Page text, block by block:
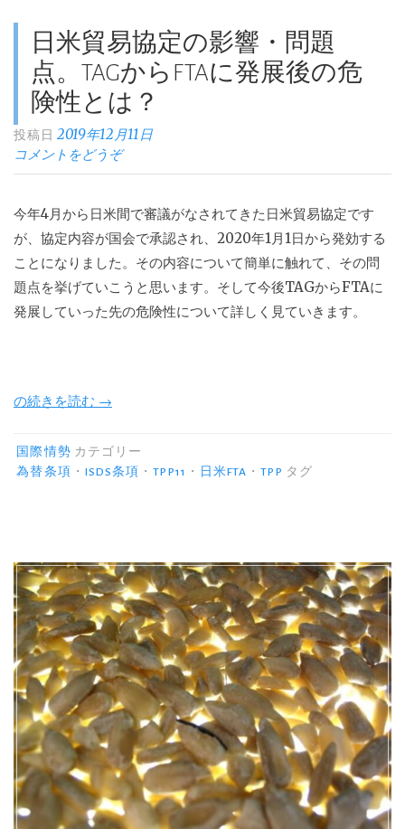
日米貿易協定の影響・問題
点。TAGからFTAに発展後の危
険性とは？
投稿日2019年12月11日
コメントをどうぞ
今年4月から日米間で審議がなされてきた日米貿易協定です
が、協定内容が国会で承認され、2020年1月1日から発効する
ことになりました。その内容について簡単に触れて、その問
題点を挙げていこうと思います。そして今後TAGからFTAに
発展していった先の危険性について詳しく見ていきます。
“日
貿
易
影
響・
問
題
点。
TAG
か
ら
FTA
に
発
の続きを読む →
国際情勢 カテゴリー
為替条項 ・ ISDS条項 ・TPP11 ・ 日米FTA ・TPP タグ